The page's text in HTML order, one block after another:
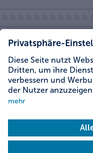
Weitere Themen
Service